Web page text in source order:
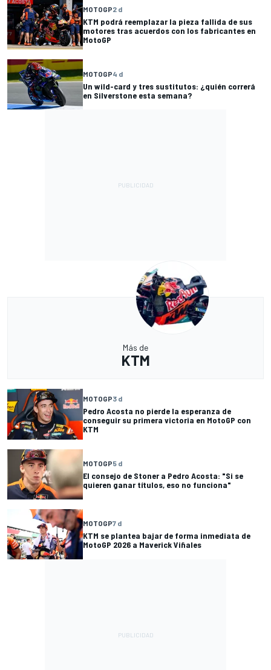
MOTOGP2 d
KTM podrá reemplazar la pieza fallida de sus
motores tras acuerdos con los fabricantes en
MotoGP
MOTOGP4 d
Un wild-card y tres sustitutos: ¿quién correrá
en Silverstone esta semana?
Más de
KTM
MOTOGP3 d
Pedro Acosta no pierde la esperanza de
conseguir su primera victoria en MotoGP con
KTM
MOTOGP5 d
El consejo de Stoner a Pedro Acosta: "Si se
quieren ganar títulos, eso no funciona"
MOTOGP7 d
KTM se plantea bajar de forma inmediata de
MotoGP 2026 a Maverick Viñales